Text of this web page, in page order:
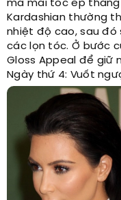
mà mái tóc ép thẳng
Kardashian thường
nhiệt độ cao, sau đó
các lọn tóc. Ở bước
Gloss Appeal để giữ
Ngày thứ 4: Vuốt